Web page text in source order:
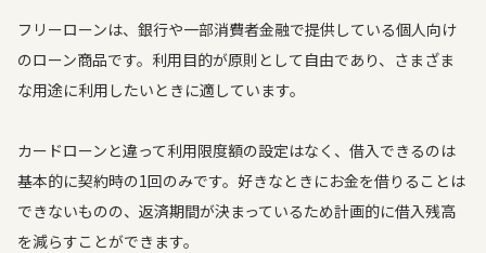
フリーローンは、銀行や一部消費者金融で提供している個人向け
のローン商品です。利用目的が原則として自由であり、さまざま
な用途に利用したいときに適しています。
カードローンと違って利用限度額の設定はなく、借入できるのは
基本的に契約時の1回のみです。好きなときにお金を借りることは
できないものの、返済期間が決まっているため計画的に借入残高
を減らすことができます。